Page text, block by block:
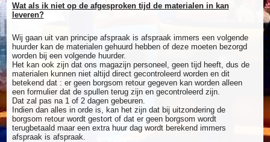
Wat als ik niet op de afgesproken tijd de materialen in kan
leveren?
Wij gaan uit van principe afspraak is afspraak immers een volgende
huurder kan de materialen gehuurd hebben of deze moeten bezorgd
worden bij een volgende huurder.
Het kan ook zijn dat ons magazijn personeel, geen tijd heeft, dus de
materialen kunnen niet altijd direct gecontroleerd worden en dit
betekend dat : er geen borgsom retour gegeven kan worden alleen
een formulier dat de spullen terug zijn en gecontroleerd zijn.
Dat zal pas na 1 of 2 dagen gebeuren.
Indien dan alles in orde is, kan het zijn dat bij uitzondering de
borgsom retour wordt gestort of dat er geen borgsom wordt
terugbetaald maar een extra huur dag wordt berekend immers
afspraak is afspraak.